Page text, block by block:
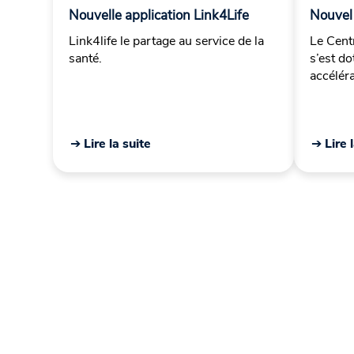
Nouvelle application Link4Life
Link4life le partage au service de la
santé.
➔ Lire la suite
Le
s’est
➔ Lire